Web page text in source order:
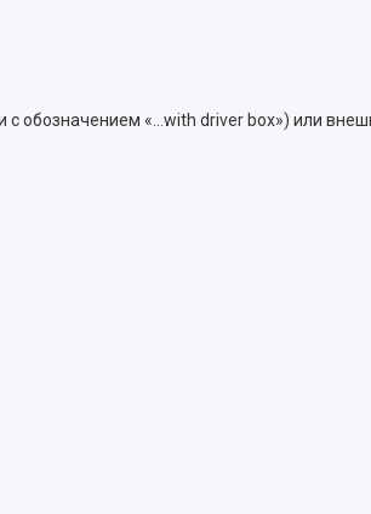
обозначением «…with driver box») или